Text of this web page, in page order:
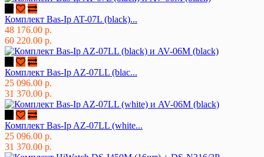
Комплект Bas-Ip AT-07L (black)...
48 176.00 р.
60 220.00 р.
Комплект Bas-Ip AZ-07LL (blac...
25 096.00 р.
31 370.00 р.
Комплект Bas-Ip AZ-07LL (white...
25 096.00 р.
31 370.00 р.